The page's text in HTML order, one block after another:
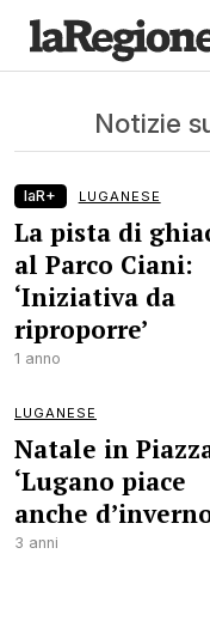
Notizie
laR+ LUGANESE
La pista di
al Parco Ciani:
‘Iniziativa da
riproporre’
1 anno
LUGANESE
Natale in
‘Lugano piace
anche
3 anni